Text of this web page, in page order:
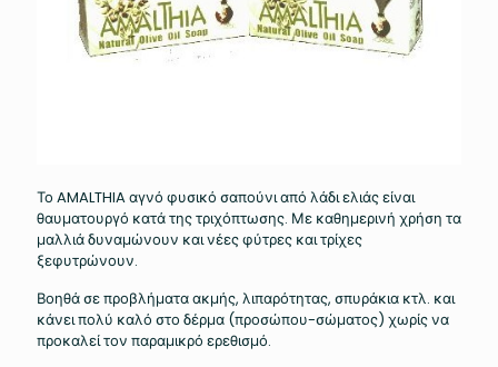
Το AMALTHIA αγνό φυσικό σαπούνι από λάδι ελιάς είναι
θαυματουργό κατά της τριχόπτωσης. Με καθημερινή χρήση τα
μαλλιά δυναμώνουν και νέες φύτρες και τρίχες
ξεφυτρώνουν.
Βοηθά σε προβλήματα ακμής, λιπαρότητας, σπυράκια κτλ. και
κάνει πολύ καλό στο δέρμα (προσώπου-σώματος) χωρίς να
προκαλεί τον παραμικρό ερεθισμό.